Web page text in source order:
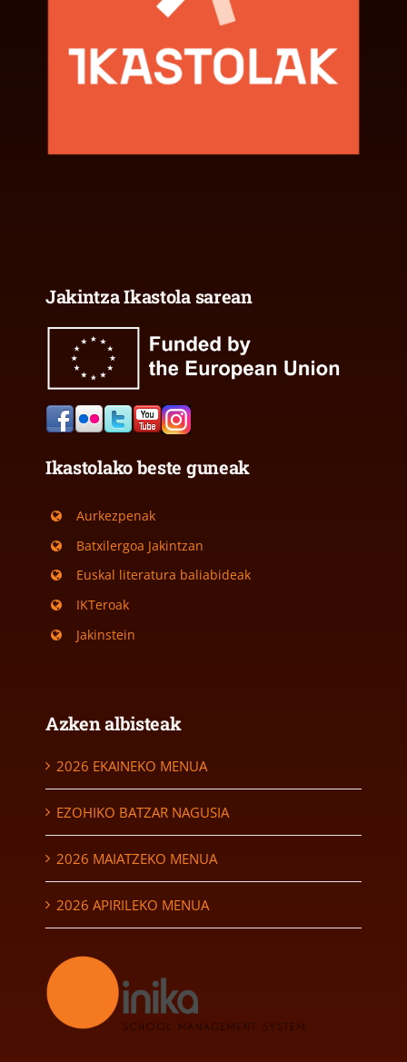
Jakintza Ikastola sarean
Ikastolako beste guneak
Aurkezpenak
Batxilergoa Jakintzan
Euskal literatura baliabideak
IKTeroak
Jakinstein
Azken albisteak
2026 EKAINEKO MENUA
EZOHIKO BATZAR NAGUSIA
2026 MAIATZEKO MENUA
2026 APIRILEKO MENUA